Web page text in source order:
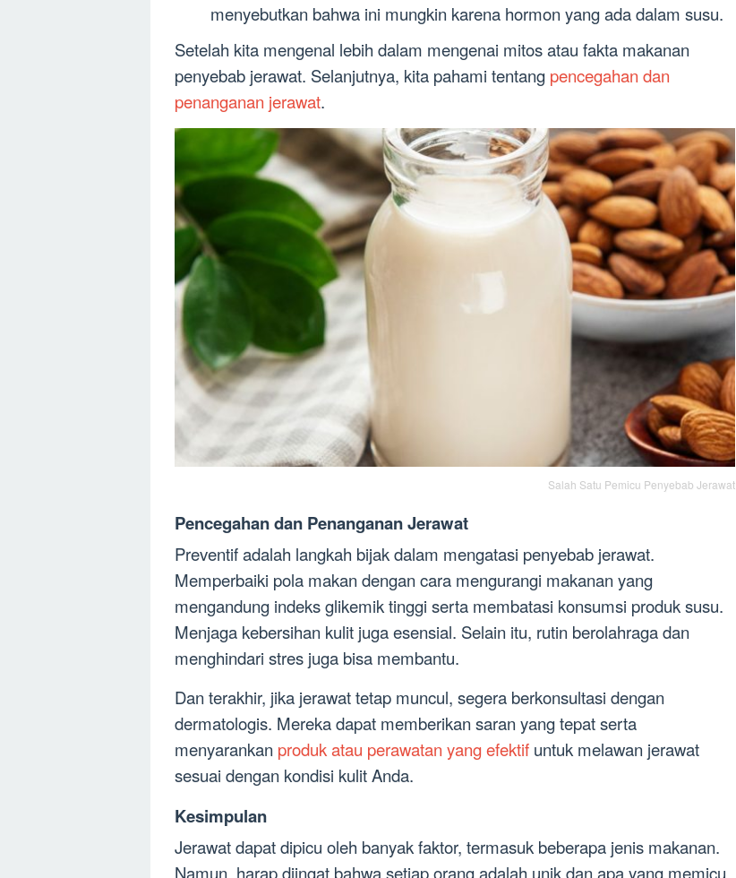
menyebutkan bahwa ini mungkin karena hormon yang ada dalam susu.
Setelah kita mengenal lebih dalam mengenai mitos atau fakta makanan
penyebab jerawat. Selanjutnya, kita pahami tentang pencegahan dan
penanganan jerawat.
Salah Satu Pemicu Penyebab Jerawat
Pencegahan dan Penanganan Jerawat
Preventif adalah langkah bijak dalam mengatasi penyebab jerawat.
Memperbaiki pola makan dengan cara mengurangi makanan yang
mengandung indeks glikemik tinggi serta membatasi konsumsi produk susu.
Menjaga kebersihan kulit juga esensial. Selain itu, rutin berolahraga dan
menghindari stres juga bisa membantu.
Dan terakhir, jika jerawat tetap muncul, segera berkonsultasi dengan
dermatologis. Mereka dapat memberikan saran yang tepat serta
menyarankan produk atau perawatan yang efektifuntuk melawan jerawat
sesuai dengan kondisi kulit Anda.
Kesimpulan
Jerawat dapat dipicu oleh banyak faktor, termasuk beberapa jenis makanan.
Namun, harap diingat bahwa setiap orang adalah unik dan apa yang memicu